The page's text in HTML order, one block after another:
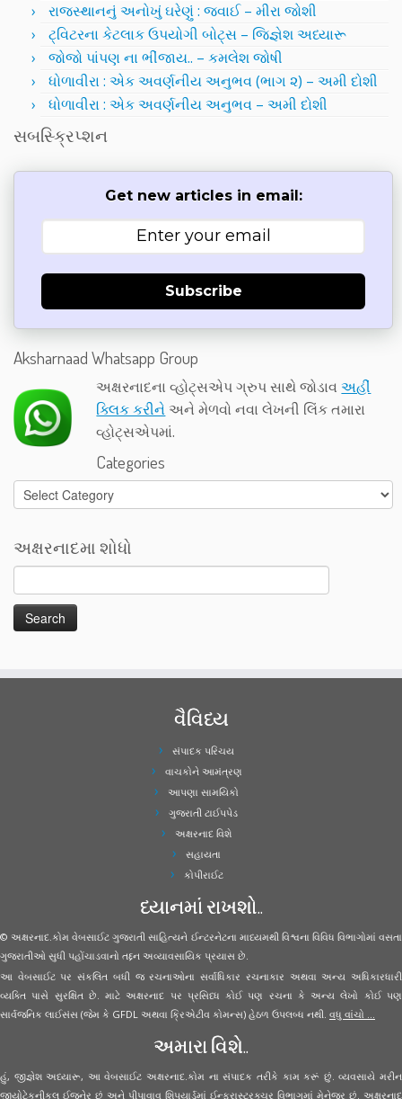
રાજસ્થાનનું અનોખું ઘરેણું : જવાઈ – મીરા જોશી
ટ્વિટરના કેટલાક ઉપયોગી બોટ્સ – જિજ્ઞેશ અધ્યારૂ
જોજો પાંપણ ના ભીંજાય.. – કમલેશ જોષી
ધોળાવીરા : એક અવર્ણનીય અનુભવ (ભાગ ૨) – અમી દોશી
ધોળાવીરા : એક અવર્ણનીય અનુભવ – અમી દોશી
સબસ્ક્રિપ્શન
Get new articles in email:
Subscribe
Aksharnaad Whatsapp Group
અક્ષરનાદના વ્હોટ્સએપ ગ્રુપ સાથે જોડાવઅહીં
ક્લિક કરીને અને મેળવો નવા લેખની લિંક તમારા
વ્હોટ્સએપમાં.
Categories
Categories
અક્ષરનાદમા શોધો
વૈવિધ્ય
સંપાદક પરિચય
વાચકોને આમંત્રણ
આપણા સામયિકો
ગુજરાતી ટાઈપપેડ
અક્ષરનાદ વિશે
સહાયતા
કોપીરાઈટ
ધ્યાનમાં રાખશો..
© અક્ષરનાદ.કોમ વેબસાઈટ ગુજરાતી સાહિત્યને ઈન્ટરનેટના માધ્યમથી વિશ્વના વિવિધ વિભાગોમાં વસતા
ગુજરાતીઓ સુધી પહોંચાડવાનો તદ્દન અવ્યાવસાયિક પ્રયાસ છે.
આ વેબસાઈટ પર સંકલિત બધી જ રચનાઓના સર્વાધિકાર રચનાકાર અથવા અન્ય અધિકારધારી
વ્યક્તિ પાસે સુરક્ષિત છે. માટે અક્ષરનાદ પર પ્રસિધ્ધ કોઈ પણ રચના કે અન્ય લેખો કોઈ પણ
સાર્વજનિક લાઈસંસ (જેમ કે GFDL અથવા ક્રિએટીવ કોમન્સ) હેઠળ ઉપલબ્ધ નથી. વધુ વાંચો ...
અમારા વિશે..
હું, જીજ્ઞેશ અધ્યારૂ, આ વેબસાઈટ અક્ષરનાદ.કોમ ના સંપાદક તરીકે કામ કરૂં છું. વ્યવસાયે મરીન
જીયોટેકનીકલ ઈજનેર છું અને પીપાવાવ શિપયાર્ડમાં ઈન્ફ્રાસ્ટ્રક્ચર વિભાગમાં મેનેજર છું. અક્ષરનાદ